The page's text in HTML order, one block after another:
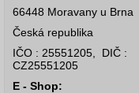
66448 Moravany u Brna
Česká republika
IČO : 25551205, DIČ :
CZ25551205
E - Shop: